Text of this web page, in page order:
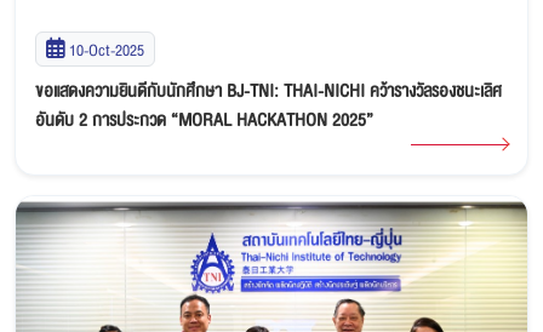
10-Oct-2025
ขอแสดงความยินดีกับนักศึกษา BJ-TNI: THAI-NICHI คว้ารางวัลรองชนะเลิศ
อันดับ 2 การประกวด “MORAL HACKATHON 2025”